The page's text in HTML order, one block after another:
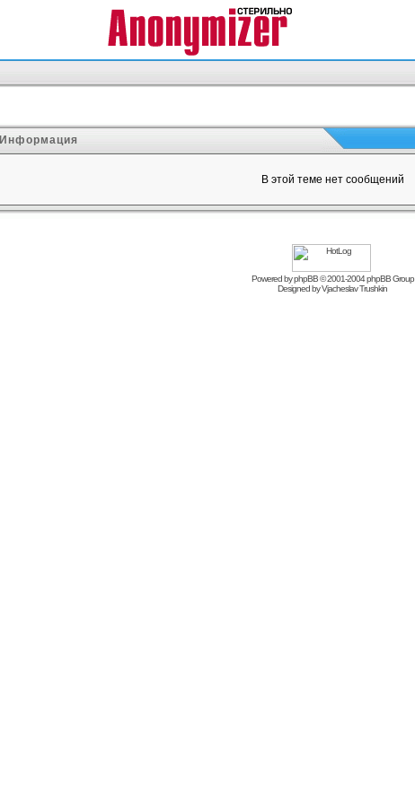
Информация
В этой теме нет сообщений
Powered byphpBB© 2001-2004 phpBB Group
Designed byVjacheslav Trushkin